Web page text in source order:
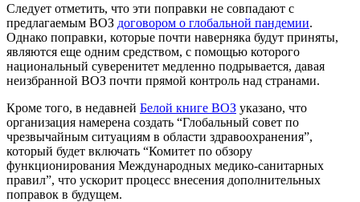
Следует отметить, что эти поправки не совпадают с
предлагаемым ВОЗ договором о глобальной пандемии.
Однако поправки, которые почти наверняка будут приняты,
являются еще одним средством, с помощью которого
национальный суверенитет медленно подрывается, давая
неизбранной ВОЗ почти прямой контроль над странами.
Кроме того, в недавней Белой книге ВОЗ указано, что
организация намерена создать “Глобальный совет по
чрезвычайным ситуациям в области здравоохранения”,
который будет включать “Комитет по обзору
функционирования Международных медико-санитарных
правил”, что ускорит процесс внесения дополнительных
поправок в будущем.